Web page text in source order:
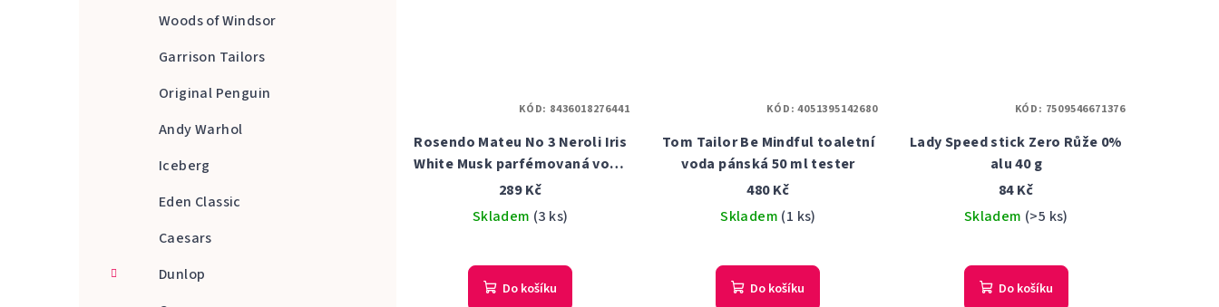
Woods of Windsor
Garrison Tailors
Original Penguin
Andy Warhol
Iceberg
Eden Classic
Caesars
Dunlop
Rosendo Mateu No 3 Neroli Iris
White Musk parfémovaná voda
unisex 5 ml
289 Kč
Skladem (3 ks)
Do košíku
KÓD: 8436018276441
Tom Tailor Be Mindful toaletní
voda pánská 50 ml tester
480 Kč
Skladem (1 ks)
Do košíku
KÓD:4051395142680
Lady Speed stick Zero Růže 0%
alu 40 g
84 Kč
Skladem (>5 ks)
Do košíku
KÓD: 7509546671376